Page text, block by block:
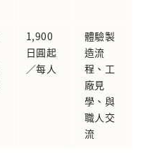
1,900
日圓起
／每人
體驗製
造流
程、工
廠見
學、與
職人交
流